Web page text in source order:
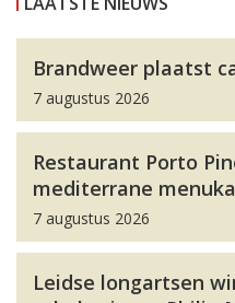
Brandweer plaatst
7 augustus 2026
Restaurant Porto
mediterrane
7 augustus 2026
Leidse longartsen